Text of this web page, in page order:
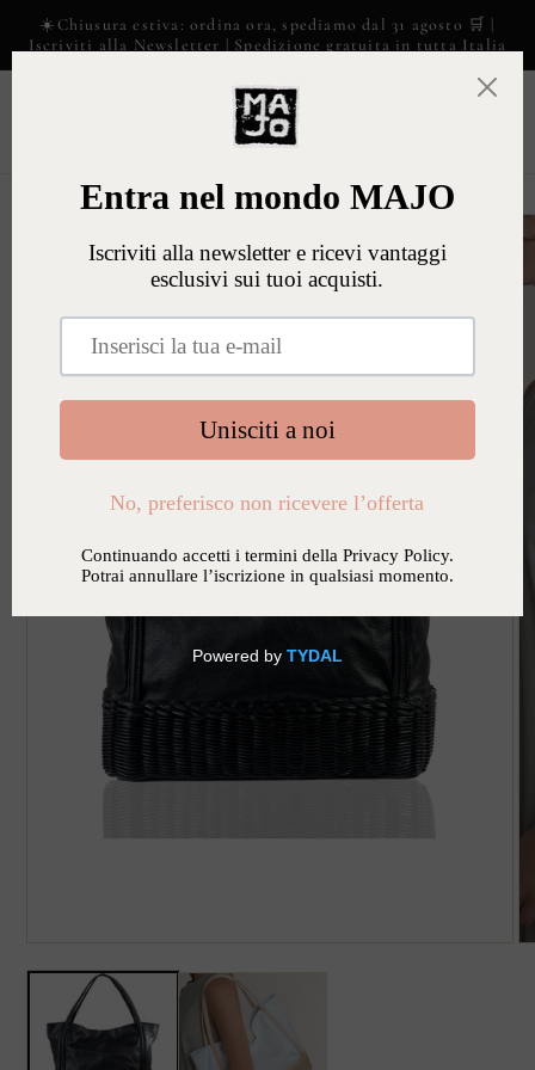
direttamente
ai contenuti
☀️Chiusura estiva: ordina ora, spediamo dal 31 agosto 🛒 |
Iscriviti alla Newsletter | Spedizione gratuita in tutta Italia
Passa alle
informazioni
sul prodotto